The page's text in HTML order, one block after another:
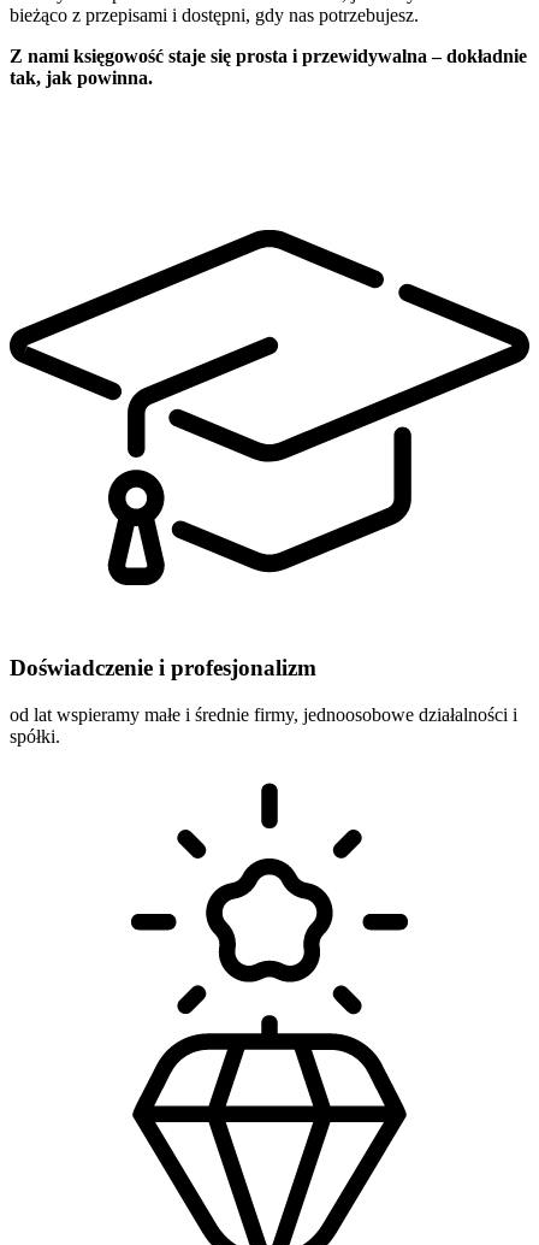
bieżąco z przepisami i dostępni, gdy nas potrzebujesz.
Z nami księgowość staje się prosta i przewidywalna – dokładnie
tak, jak powinna.
Doświadczenie i profesjonalizm
od lat wspieramy małe i średnie firmy, jednoosobowe działalności i
spółki.